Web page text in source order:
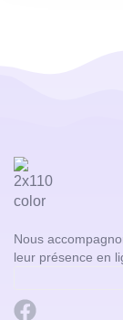
Nous
leur présence en